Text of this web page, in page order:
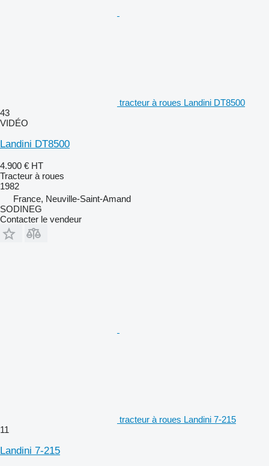
tracteur à roues Landini DT8500
43
VIDÉO
Landini DT8500
4.900 € HT
Tracteur à roues
1982
France, Neuville-Saint-Amand
SODINEG
Contacter le vendeur
tracteur à roues Landini 7-215
11
Landini 7-215